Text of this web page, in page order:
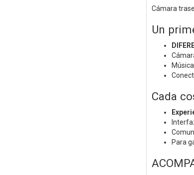
Cámara
Un
Cada
Para